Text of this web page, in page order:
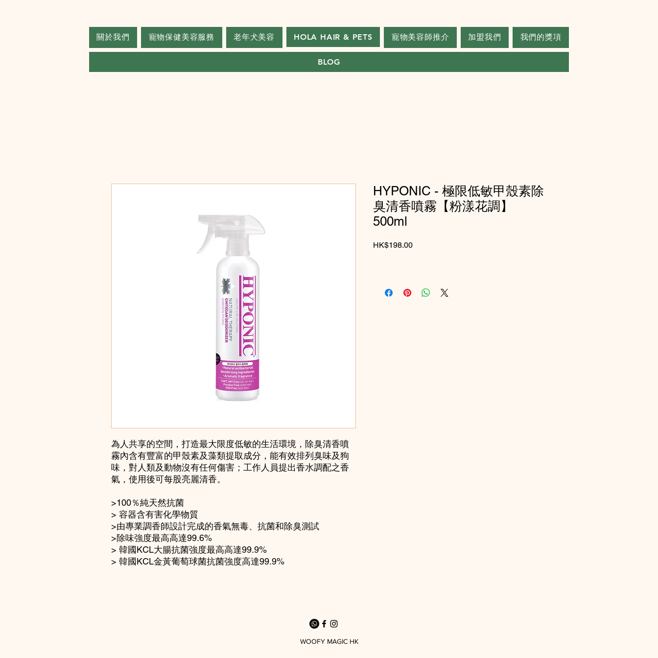
關於我們 寵物保健美容服務 老年犬美容 HOLA HAIR & PETS 寵物美容師推介 加盟我們 我們的獎項
BLOG
為人共享的空間，打造最大限度低敏的生活環境，除臭清香噴
霧內含有豐富的甲殼素及藻類提取成分，能有效排列臭味及狗
味，對人類及動物沒有任何傷害；工作人員提出香水調配之香
氣，使用後可每股亮麗清香。
>100％純天然抗菌
> 容器含有害化學物質
>由專業調香師設計完成的香氣無毒、抗菌和除臭測試
>除味強度最高高達99.6%
> 韓國KCL大腸抗菌強度最高高達99.9%
> 韓國KCL金黃葡萄球菌抗菌強度高達99.9%
HYPONIC - 極限低敏甲殼素除
臭清香噴霧【粉漾花調】
500ml
HK$198.00價
WOOFY MAGIC HK